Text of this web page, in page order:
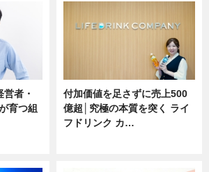
者・
育つ組
付加価値を足さずに売上500
億超│究極の本質を突く ライ
フドリンク カ…